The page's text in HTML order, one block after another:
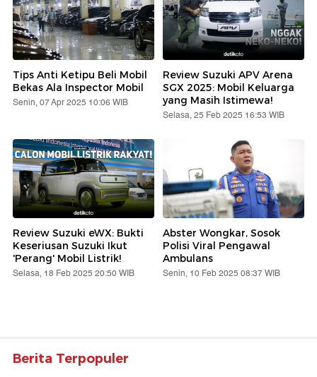
Tips Anti Ketipu Beli Mobil
Bekas Ala Inspector Mobil
Senin, 07 Apr 2025 10:06 WIB
Review Suzuki APV Arena
SGX 2025: Mobil Keluarga
yang Masih Istimewa!
Selasa, 25 Feb 2025 16:53 WIB
Review Suzuki eWX: Bukti
Keseriusan Suzuki Ikut
'Perang' Mobil Listrik!
Selasa, 18 Feb 2025 20:50 WIB
Abster Wongkar, Sosok
Polisi Viral Pengawal
Ambulans
Senin, 10 Feb 2025 08:37 WIB
Berita Terpopuler